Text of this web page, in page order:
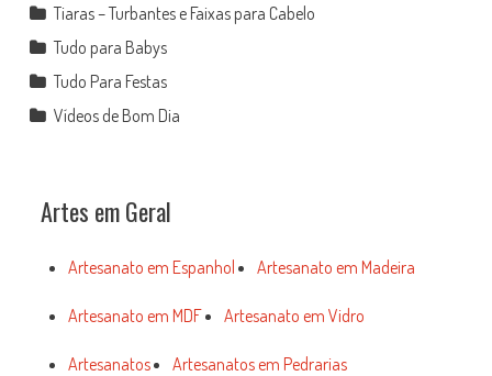
Tiaras – Turbantes e Faixas para Cabelo
Tudo para Babys
Tudo Para Festas
Vídeos de Bom Dia
Artes em Geral
Artesanato em Espanhol Artesanato em Madeira
Artesanato em MDF Artesanato em Vidro
Artesanatos Artesanatos em Pedrarias